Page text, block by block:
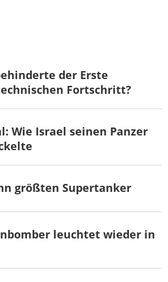
der Erste
Fortschritt?
Wie Israel seinen Panzer
größten Supertanker
leuchtet wieder in